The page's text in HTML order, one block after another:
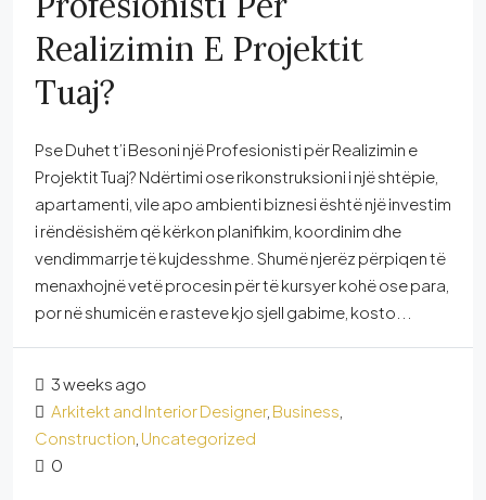
Realizimin E Projektit
Tuaj?
Pse Duhet t’i Besoni një Profesionisti për Realizimin e
Projektit Tuaj? Ndërtimi ose rikonstruksioni i një shtëpie,
apartamenti, vile apo ambienti biznesi është një investim
i rëndësishëm që kërkon planifikim, koordinim dhe
vendimmarrje të kujdesshme. Shumë njerëz përpiqen të
menaxhojnë vetë procesin për të kursyer kohë ose para,
por në shumicën e rasteve kjo sjell gabime, kosto...
3 weeks ago
Arkitekt and Interior Designer, Business
Construction Uncategorized
0